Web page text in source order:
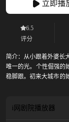
立即播
6.5
评分
简介：从小跟着外婆长
唯一的光。个性倔强的
稳脚跟。初来大城市的
鼓，她在事业上开拓新
i网剧院播放器